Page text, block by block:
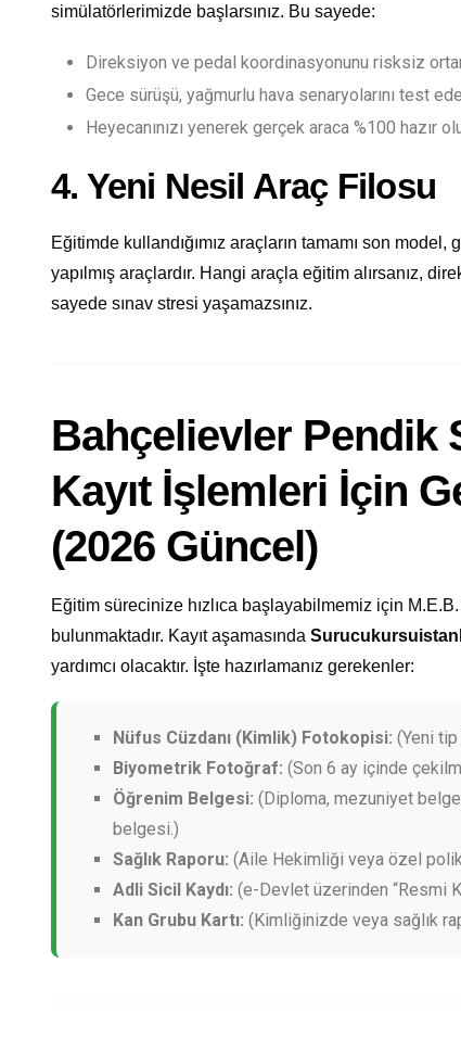
simülatörlerimizde başlarsınız. Bu sayede:
Direksiyon ve pedal koordinasyonunu risksiz
Gece sürüşü, yağmurlu hava senaryolarını test
Heyecanınızı yenerek gerçek araca %100 hazır
4. Yeni Nesil Araç Filosu
Eğitimde kullandığımız araçların tamamı son
yapılmış araçlardır. Hangi araçla eğitim alırsanız,
sayede sınav stresi yaşamazsınız.
Bahçelievler Pendik
Kayıt İşlemleri İçin
(2026 Güncel)
Eğitim sürecinize hızlıca başlayabilmemiz için
bulunmaktadır. Kayıt aşamasında
yardımcı olacaktır. İşte hazırlamanız gerekenler:
Nüfus Cüzdanı (Kimlik) Fotokopisi: (Yeni tip
Biyometrik Fotoğraf: (Son 6 ay içinde
Öğrenim Belgesi: (Diploma, mezuniyet
belgesi.)
Sağlık Raporu: (Aile Hekimliği veya özel
Adli Sicil Kaydı: (e-Devlet üzerinden “Resmi
Kan Grubu Kartı: (Kimliğinizde veya sağlık